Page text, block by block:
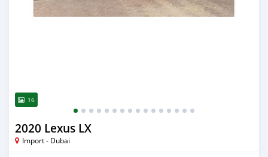
16
2020 Lexus LX
Import - Dubai